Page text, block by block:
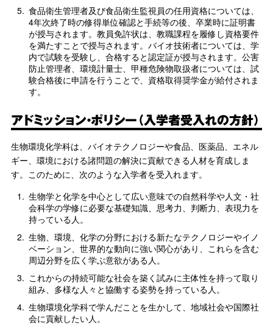
5. 食品衛生管理者及び食品衛生監視員の任用資格については、
4年次終了時の修得単位確認と手続等の後、卒業時に証明書
が授与されます。教員免許状は、教職課程を履修し資格要件
を満たすことで授与されます。バイオ技術者については、学
内で試験を受験し、合格すると認定証が授与されます。公害
防止管理者、環境計量士、甲種危険物取扱者については、試
験合格後に申請を行うことで、資格取得奨学金が給付されま
す。
アドミッション・ポリシー（入学者受入れの方針）
生物環境化学科は、バイオテクノロジーや食品、医薬品、エネル
ギー、環境における諸問題の解決に貢献できる人材を育成しま
す。このために、次のような入学者を受入れます。
1. 生物学と化学を中心として広い意味での自然科学や人文・社
会科学の学修に必要な基礎知識、思考力、判断力、表現力を
持っている人。
2. 生物、環境、化学の分野における新たなテクノロジーやイノ
ベーション、世界的な動向に強い関心があり、これらを含む
周辺分野を広く学ぶ意欲がある人。
3. これからの持続可能な社会を築く試みに主体性を持って取り
組み、多様な人々と協働する姿勢を持っている人。
4. 生物環境化学科で学んだことを生かして、地域社会や国際社
会に貢献したい人。